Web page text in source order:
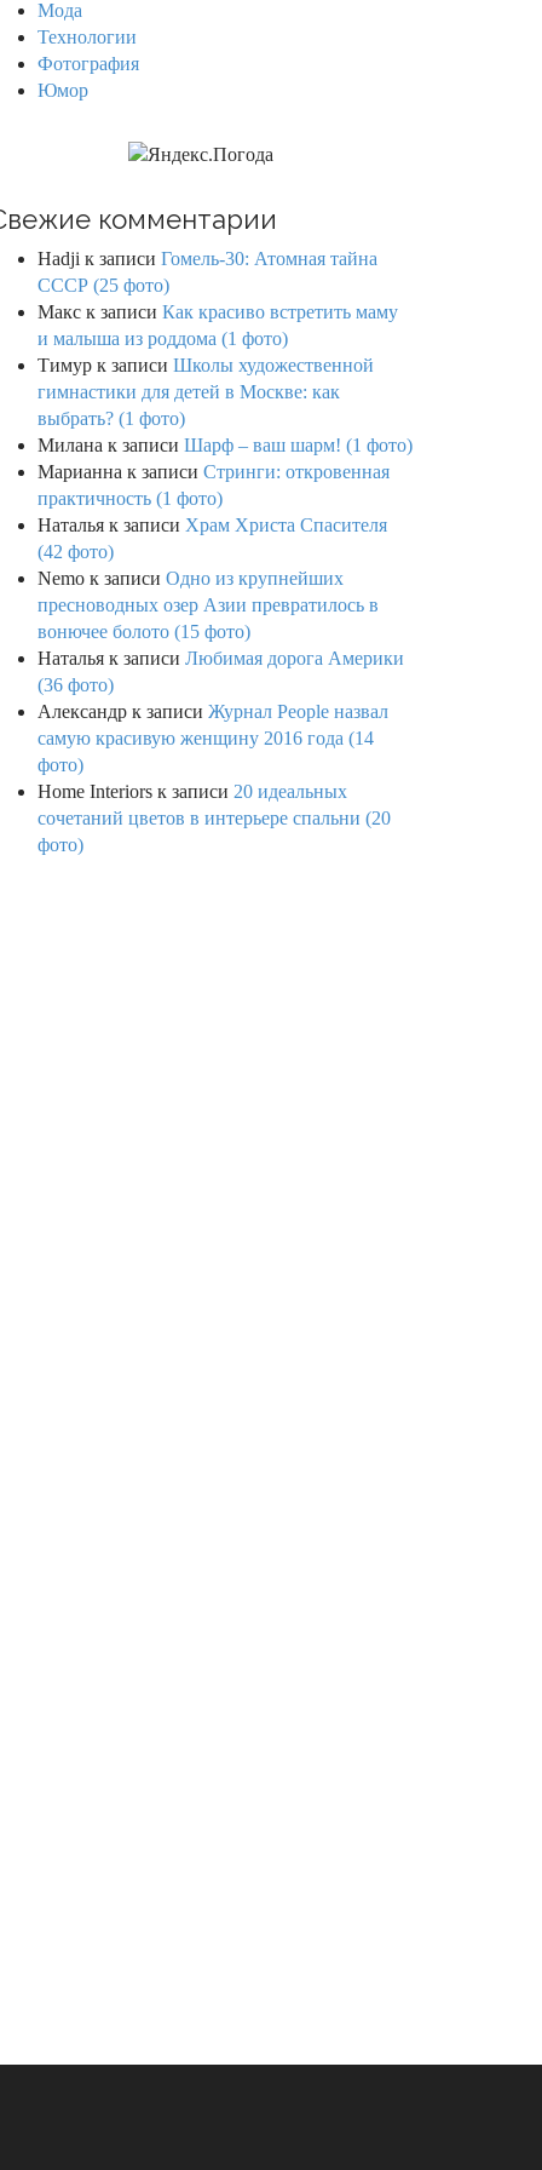
Мода
Технологии
Фотография
Юмор
комментарии
Hadji к записи Гомель-30: Атомная тайна
СССР (25 фото)
Макс к записи Как красиво встретить маму
и малыша из роддома (1 фото)
Тимур к записи Школы художественной
гимнастики для детей в Москве: как
выбрать? (1 фото)
Милана к записи Шарф – ваш шарм! (1 фото)
Марианна к записи Стринги: откровенная
практичность (1 фото)
Наталья к записи Храм Христа Спасителя
(42 фото)
Nemo к записи Одно из крупнейших
пресноводных озер Азии превратилось в
вонючее болото (15 фото)
Наталья к записи Любимая дорога Америки
(36 фото)
Александр к записи Журнал People назвал
самую красивую женщину 2016 года (14
фото)
Home Interiors к записи 20 идеальных
сочетаний цветов в интерьере спальни (20
фото)